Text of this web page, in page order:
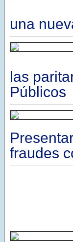
una
las
Públicos
fraudes